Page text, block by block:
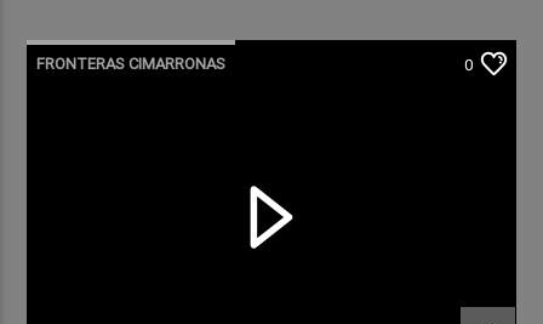
FRONTERAS CIMARRONAS 0